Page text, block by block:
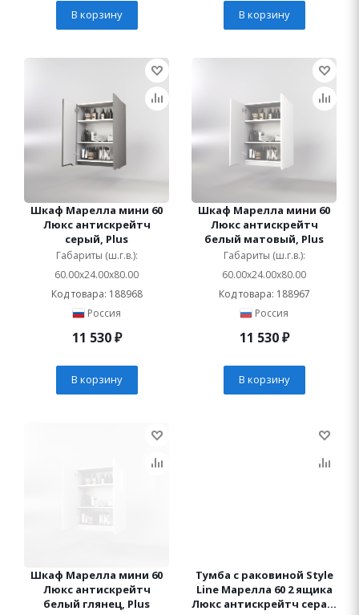
В корзину В корзину
Шкаф Марелла мини 60
Люкс антискрейтч
серый, Plus
Габариты (ш.г.в.):
60.00x24.00x80.00
Код товара: 188968
Россия
11 530₽
В корзину
Шкаф Марелла мини 60
Люкс антискрейтч
белый матовый, Plus
Габариты (ш.г.в.):
60.00x24.00x80.00
Код товара: 188967
Россия
11 530₽
В корзину
Шкаф Марелла мини 60
Люкс антискрейтч
белый глянец, Plus
Тумба с раковиной Style
Line Марелла 60 2 ящика
Люкс антискрейтч серая,